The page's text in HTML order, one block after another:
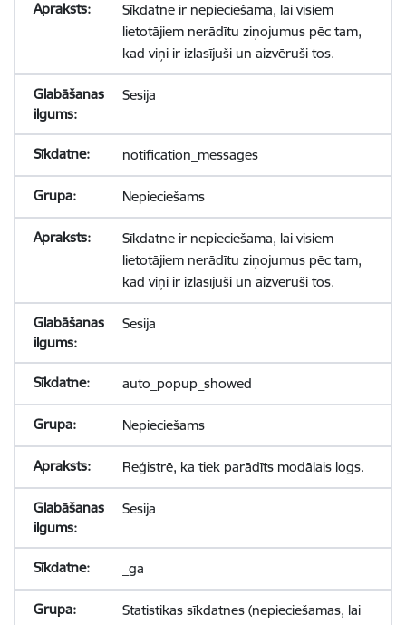
Sīkdatne ir nepieciešama, lai visiem
lietotājiem nerādītu ziņojumus pēc tam,
kad viņi ir izlasījuši un aizvēruši tos.
Sesija
notification_messages
Nepieciešams
Sīkdatne ir nepieciešama, lai visiem
lietotājiem nerādītu ziņojumus pēc tam,
kad viņi ir izlasījuši un aizvēruši tos.
Sesija
auto_popup_showed
Nepieciešams
Reģistrē, ka tiek parādīts modālais logs.
Sesija
_ga
Statistikas sīkdatnes (nepieciešamas, lai